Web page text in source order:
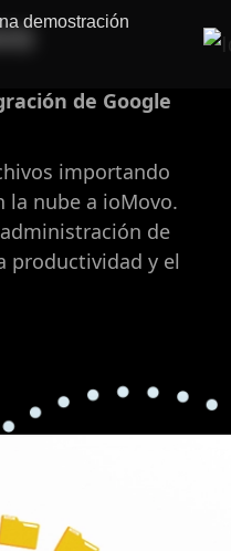
demostración
de Google
importando
la nube a ioMovo.
de
productividad y el